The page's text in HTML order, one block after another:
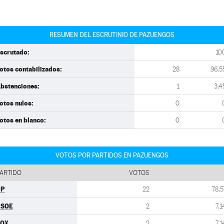
RESUMEN DEL ESCRUTINIO DE PAZUENGOS
contabilizados: 28
1
nulos: 0
en blanco: 0
VOTOS POR PARTIDOS EN PAZUENGOS
VOTOS
22
2